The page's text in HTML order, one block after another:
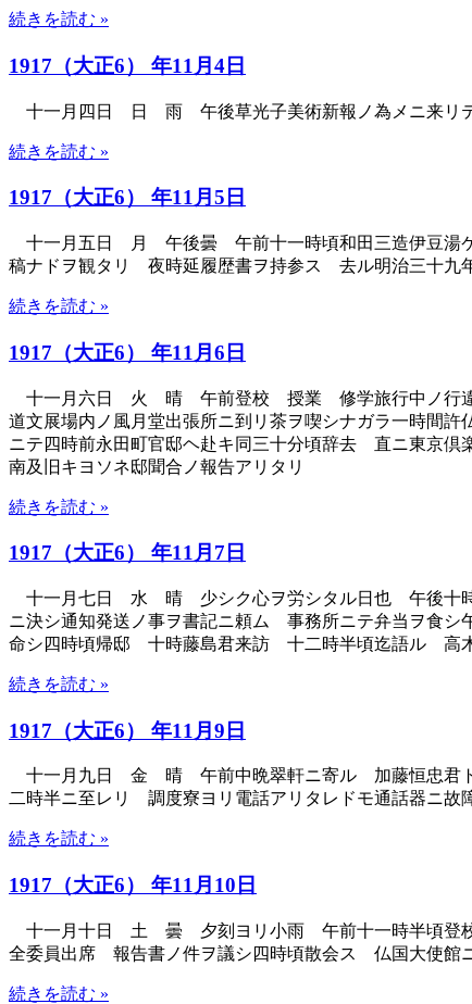
続きを読む »
1917（大正6） 年11月4日
十一月四日 日 雨 午後草光子美術新報ノ為メニ来リテ
続きを読む »
1917（大正6） 年11月5日
十一月五日 月 午後曇 午前十一時頃和田三造伊豆湯ケ
稿ナドヲ観タリ 夜時延履歴書ヲ持参ス 去ル明治三十九
続きを読む »
1917（大正6） 年11月6日
十一月六日 火 晴 午前登校 授業 修学旅行中ノ行違ニ
道文展場内ノ風月堂出張所ニ到リ茶ヲ喫シナガラ一時
ニテ四時前永田町官邸ヘ赴キ同三十分頃辞去 直ニ東京
南及旧キヨソネ邸聞合ノ報告アリタリ
続きを読む »
1917（大正6） 年11月7日
十一月七日 水 晴 少シク心ヲ労シタル日也 午後十
ニ決シ通知発送ノ事ヲ書記ニ頼ム 事務所ニテ弁当ヲ食シ
命シ四時頃帰邸 十時藤島君来訪 十二時半頃迄語ル 高木
続きを読む »
1917（大正6） 年11月9日
十一月九日 金 晴 午前中晩翠軒ニ寄ル 加藤恒忠君
二時半ニ至レリ 調度寮ヨリ電話アリタレドモ通話器ニ
続きを読む »
1917（大正6） 年11月10日
十一月十日 土 曇 夕刻ヨリ小雨 午前十一時半頃登校
全委員出席 報告書ノ件ヲ議シ四時頃散会ス 仏国大使館
続きを読む »